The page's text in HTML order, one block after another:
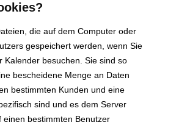
die auf dem Computer oder
gespeichert werden, wenn Sie
Kalender besuchen. Sie sind so
bescheidene Menge an Daten
bestimmten Kunden und eine
sind und es dem Server
einen bestimmten Benutzer